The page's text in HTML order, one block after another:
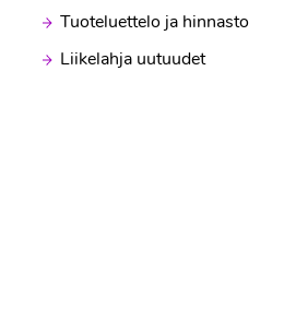
Tuoteluettelo ja hinnasto
Liikelahja uutuudet